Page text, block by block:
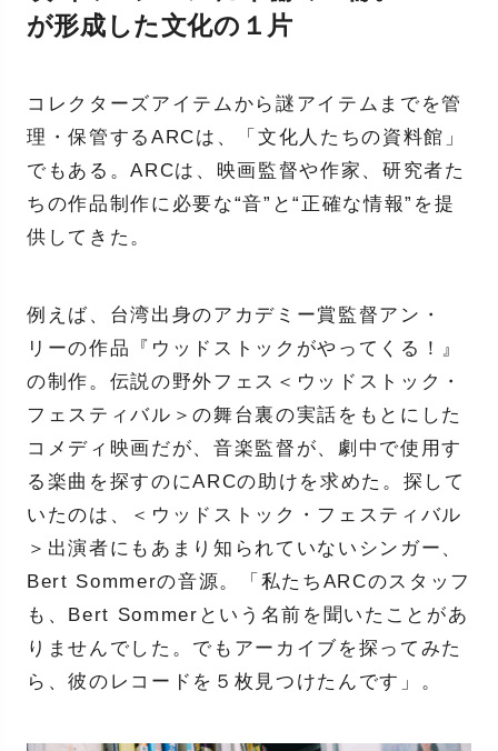
が形成した文化の１片
コレクターズアイテムから謎アイテムまでを管
理・保管するARCは、「文化人たちの資料館」
でもある。ARCは、映画監督や作家、研究者た
ちの作品制作に必要な“音”と“正確な情報”を提
供してきた。
例えば、台湾出身のアカデミー賞監督アン・
リーの作品『ウッドストックがやってくる！』
の制作。伝説の野外フェス＜ウッドストック・
フェスティバル＞の舞台裏の実話をもとにした
コメディ映画だが、音楽監督が、劇中で使用す
る楽曲を探すのにARCの助けを求めた。探して
いたのは、＜ウッドストック・フェスティバル
＞出演者にもあまり知られていないシンガー、
Bert Sommerの音源。「私たちARCのスタッフ
も、Bert Sommerという名前を聞いたことがあ
りませんでした。でもアーカイブを探ってみた
ら、彼のレコードを５枚見つけたんです」。